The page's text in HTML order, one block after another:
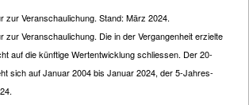
zur Veranschaulichung. Stand: März 2024.
zur Veranschaulichung. Die in der Vergangenheit erzielte
auf die künftige Wertentwicklung schliessen. Der 20-
sich auf Januar 2004 bis Januar 2024, der 5-Jahres-